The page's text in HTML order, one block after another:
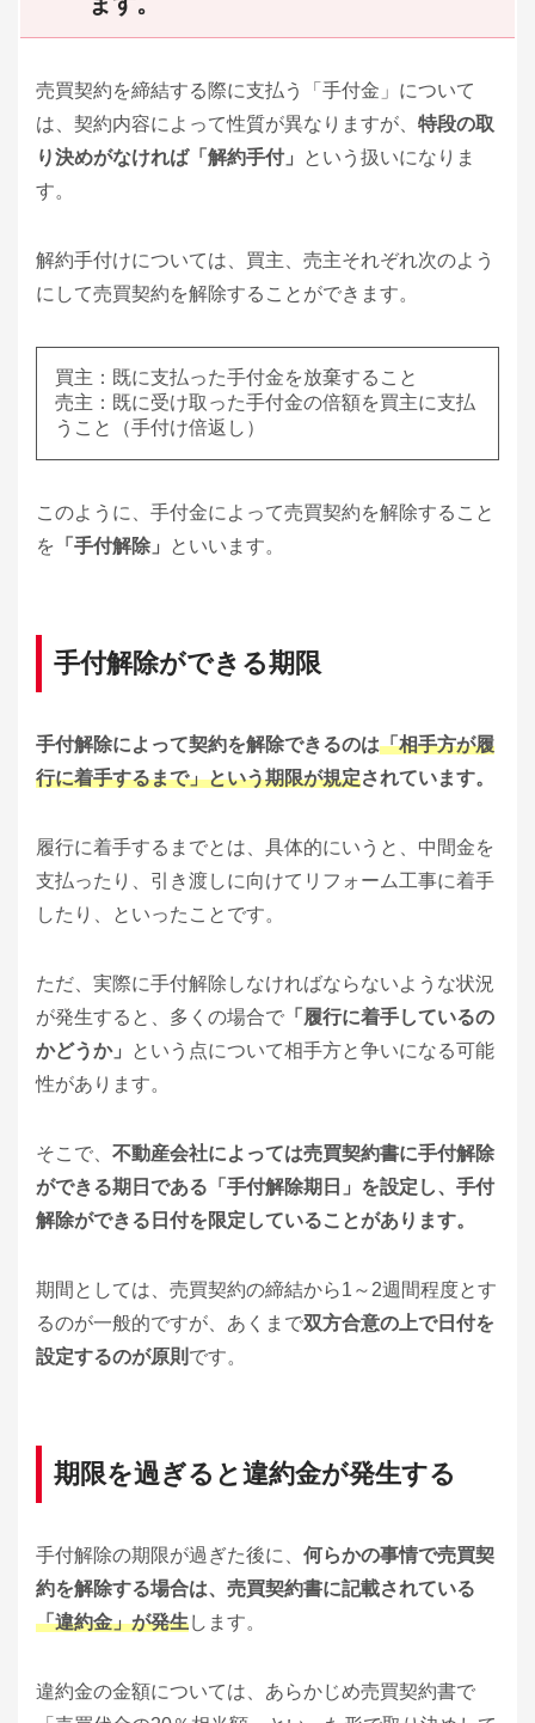
売買契約を締結する際に支払う「手付金」について
は、契約内容によって性質が異なりますが、 特段の取
り決めがなければ「解約手付」
という扱いになりま
す。
解約手付けについては、買主、売主それぞれ次のよう
にして売買契約を解除することができます。
買主：既に支払った手付金を放棄すること
売主：既に受け取った手付金の倍額を買主に支払
うこと（手付け倍返し）
このように、手付金によって売買契約を解除すること
を
「手付解除」 といいます。
手付解除ができる期限
手付解除によって契約を解除できるのは「相手方が履
行に着手するまで」という期限が規定されています。
履行に着手するまでとは、具体的にいうと、中間金を
支払ったり、引き渡しに向けてリフォーム工事に着手
したり、といったことです。
ただ、実際に手付解除しなければならないような状況
が発生すると、多くの場合で 「履行に着手しているの
かどうか」
という点について相手方と争いになる可能
性があります。
そこで、 不動産会社によっては売買契約書に手付解除
ができる期日である「手付解除期日」を設定し、手付
解除ができる日付を限定していることがあります。
期間としては、売買契約の締結から1～2週間程度とす
るのが一般的ですが、あくまで双方合意の上で日付を
設定するのが原則 です。
期限を過ぎると違約金が発生する
手付解除の期限が過ぎた後に、 何らかの事情で売買契
約を解除する場合は、売買契約書に記載されている
「違約金」が発生します。
違約金の金額については、あらかじめ売買契約書で